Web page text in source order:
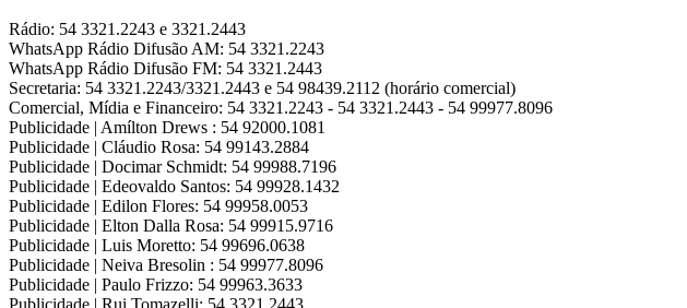
Rádio: 54 3321.2243 e 3321.2443
WhatsApp Rádio Difusão AM: 54 3321.2243
WhatsApp Rádio Difusão FM: 54 3321.2443
Secretaria: 54 3321.2243/3321.2443 e 54 98439.2112 (horário comercial)
Comercial, Mídia e Financeiro: 54 3321.2243 - 54 3321.2443 - 54 99977.8096
Publicidade | Amílton Drews : 54 92000.1081
Publicidade | Cláudio Rosa: 54 99143.2884
Publicidade | Docimar Schmidt: 54 99988.7196
Publicidade | Edeovaldo Santos: 54 99928.1432
Publicidade | Edilon Flores: 54 99958.0053
Publicidade | Elton Dalla Rosa: 54 99915.9716
Publicidade | Luis Moretto: 54 99696.0638
Publicidade | Neiva Bresolin : 54 99977.8096
Publicidade | Paulo Frizzo: 54 99963.3633
Publicidade | Rui Tomazelli: 54 3321.2443